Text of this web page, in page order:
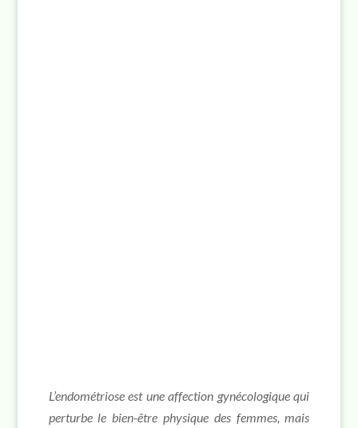
L’endométriose est une affection gynécologique qui
perturbe le bien-être physique des femmes, mais